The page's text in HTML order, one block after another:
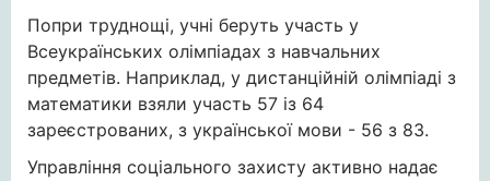
Попри труднощі, учні беруть участь у
Всеукраїнських олімпіадах з навчальних
предметів. Наприклад, у дистанційній олімпіаді з
математики взяли участь 57 із 64
зареєстрованих, з української мови - 56 з 83.
Управління соціального захисту активно надає